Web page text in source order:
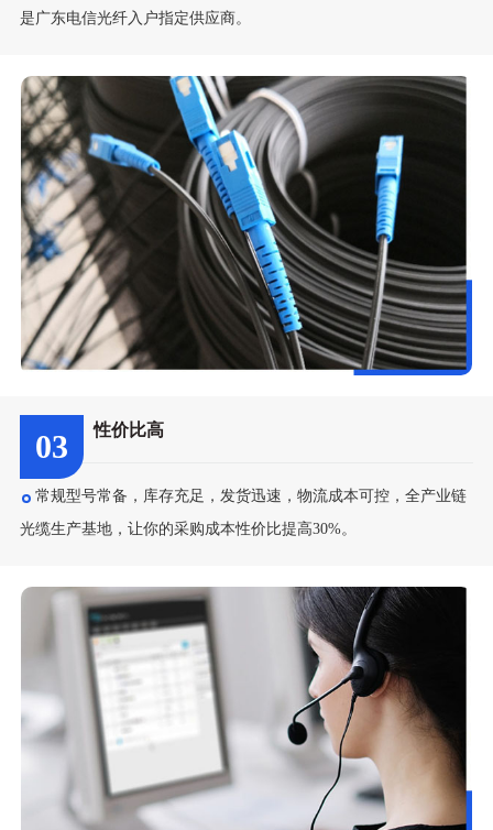
是广东电信光纤入户指定供应商。
03 性价比高
常规型号常备，库存充足，发货迅速，物流成本可控，全产业链
光缆生产基地，让你的采购成本性价比提高30%。